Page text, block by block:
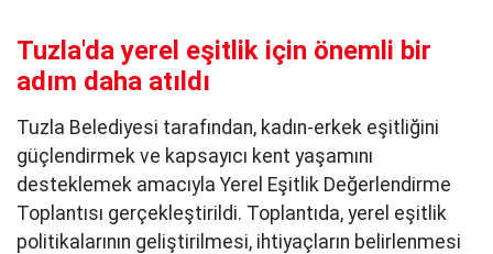
Tuzla'da yerel eşitlik için önemli bir
adım daha atıldı
Tuzla Belediyesi tarafından, kadın-erkek eşitliğini
güçlendirmek ve kapsayıcı kent yaşamını
desteklemek amacıyla Yerel Eşitlik Değerlendirme
Toplantısı gerçekleştirildi. Toplantıda, yerel eşitlik
politikalarının geliştirilmesi, ihtiyaçların belirlenmesi